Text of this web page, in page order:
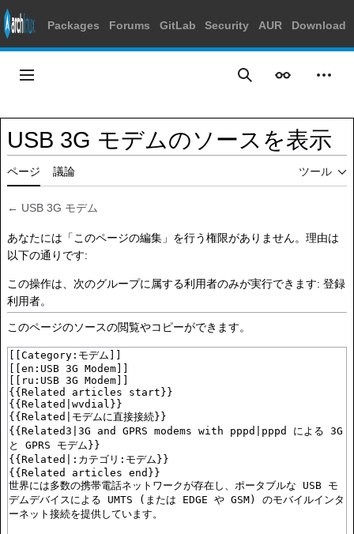
Packages Forums GitLab Security AUR Download
に
ス
キ
ッ
プ
メインメニュー 検索 表示 個人
USB 3G モデムのソースを表示
ページ 議論 ツール
← USB 3G モデム
あなたには「このページの編集」を行う権限がありません。理由は
以下の通りです:
この操作は、次のグループに属する利用者のみが実行できます: 登録
利用者。
このページのソースの閲覧やコピーができます。